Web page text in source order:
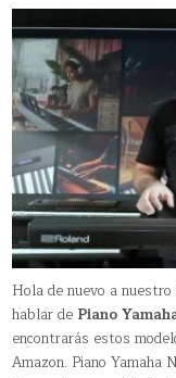
Hola de nuevo a
hablar de Piano
encontrarás estos
Amazon. Piano Yamaha